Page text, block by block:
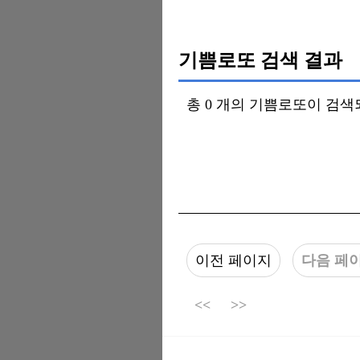
기쁨로또 검색 결과
총 0 개의 기쁨로또이 검색
이전 페이지 다음 페
<< >>